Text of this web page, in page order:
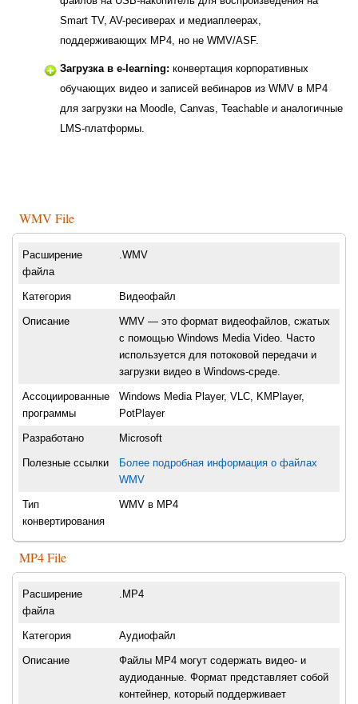
Smart TV, AV-ресиверах и медиаплеерах,
поддерживающих MP4, но не WMV/ASF.
Загрузка в e-learning: конвертация корпоративных
обучающих видео и записей вебинаров из WMV в MP4
для загрузки на Moodle, Canvas, Teachable и аналогичные
LMS-платформы.
WMV File
Расширение
файла
.WMV
Категория Видеофайл
Описание
WMV — это формат видеофайлов, сжатых
с помощью Windows Media Video. Часто
используется для потоковой передачи и
загрузки видео в Windows-среде.
Ассоциированные
программы
Windows Media Player, VLC, KMPlayer,
PotPlayer
Разработано Microsoft
Полезные ссылки
Более подробная информация о файлах
WMV
Тип
конвертирования
WMV в MP4
MP4 File
Расширение
файла
.MP4
Категория Аудиофайл
Описание
Файлы MP4 могут содержать видео- и
аудиоданные. Формат представляет собой
контейнер, который поддерживает